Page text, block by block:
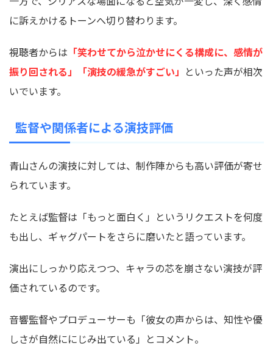
に訴えかけるトーンへ切り替わります。
視聴者からは 「笑わせてから泣かせにくる構成に、感情が
振り回される」「演技の緩急がすごい」 といった声が相次
いでいます。
監督や関係者による演技評価
青山さんの演技に対しては、制作陣からも高い評価が寄せ
られています。
たとえば監督は「もっと面白く」というリクエストを何度
も出し、ギャグパートをさらに磨いたと語っています。
演出にしっかり応えつつ、キャラの芯を崩さない演技が評
価されているのです。
音響監督やプロデューサーも「彼女の声からは、知性や優
しさが自然ににじみ出ている」とコメント。